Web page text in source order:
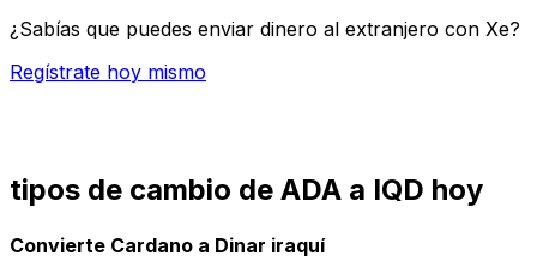
¿Sabías que puedes enviar dinero al extranjero con Xe?
Regístrate hoy mismo
tipos de cambio de ADA a IQD hoy
Convierte Cardano a Dinar iraquí